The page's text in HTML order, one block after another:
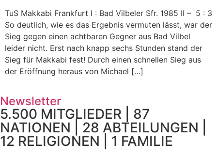
TuS Makkabi Frankfurt I : Bad Vilbeler Sfr. 1985 II – 5 : 3
So deutlich, wie es das Ergebnis vermuten lässt, war der
Sieg gegen einen achtbaren Gegner aus Bad Vilbel
leider nicht. Erst nach knapp sechs Stunden stand der
Sieg für Makkabi fest! Durch einen schnellen Sieg aus
der Eröffnung heraus von Michael […]
Newsletter
5.500 MITGLIEDER | 87
NATIONEN | 28 ABTEILUNGEN |
12 RELIGIONEN | 1 FAMILIE